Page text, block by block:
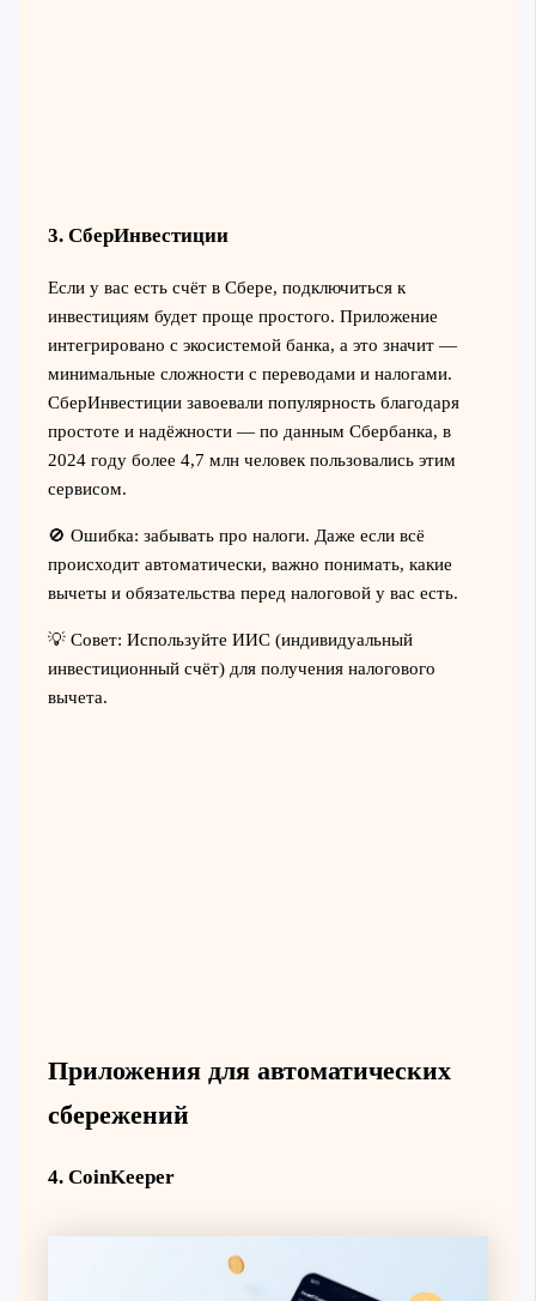
3. СберИнвестиции
Если у вас есть счёт в Сбере, подключиться к
инвестициям будет проще простого. Приложение
интегрировано с экосистемой банка, а это значит —
минимальные сложности с переводами и налогами.
СберИнвестиции завоевали популярность благодаря
простоте и надёжности — по данным Сбербанка, в
2024 году более 4,7 млн человек пользовались этим
сервисом.
🚫 Ошибка: забывать про налоги. Даже если всё
происходит автоматически, важно понимать, какие
вычеты и обязательства перед налоговой у вас есть.
💡 Совет: Используйте ИИС (индивидуальный
инвестиционный счёт) для получения налогового
вычета.
Приложения для автоматических
сбережений
4. CoinKeeper